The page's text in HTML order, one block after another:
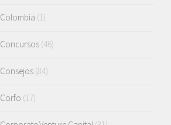
Colombia (1)
Concursos (46)
Consejos (84)
Corfo (17)